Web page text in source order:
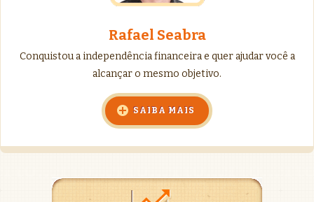
Rafael Seabra
Conquistou a independência financeira e quer ajudar você a
alcançar o mesmo objetivo.
SAIBA MAIS